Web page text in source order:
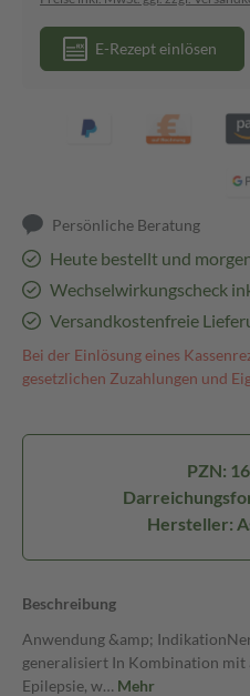
E-Rezept einlösen
Persönliche Beratung
Heute bestellt und
Wechselwirkungscheck
Versandkostenfreie
Bei der Einlösung eines
gesetzlichen Zuzahlungen und
PZN:
Hersteller:
Beschreibung
Anwendung &amp;
generalisiert In Kombination
Epilepsie, w… Mehr